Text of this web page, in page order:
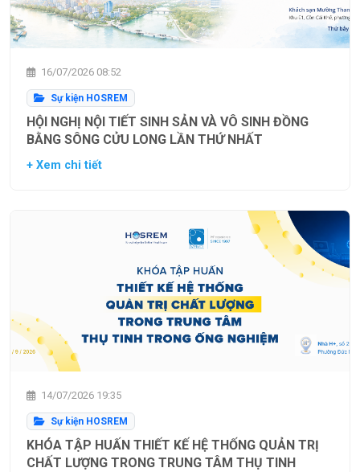
16/07/2026 08:52
Sự kiện HOSREM
HỘI NGHỊ NỘI TIẾT SINH SẢN VÀ VÔ SINH ĐỒNG
BẰNG SÔNG CỬU LONG LẦN THỨ NHẤT
+ Xem chi tiết
14/07/2026 19:35
Sự kiện HOSREM
KHÓA TẬP HUẤN THIẾT KẾ HỆ THỐNG QUẢN TRỊ
CHẤT LƯỢNG TRONG TRUNG TÂM THỤ TINH